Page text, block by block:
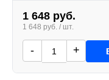
1 648 руб.
1 648 руб. / шт.
- +